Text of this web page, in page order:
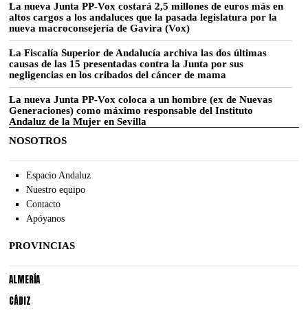
La nueva Junta PP-Vox costará 2,5 millones de euros más en
altos cargos a los andaluces que la pasada legislatura por la
nueva macroconsejería de Gavira (Vox)
La Fiscalía Superior de Andalucía archiva las dos últimas
causas de las 15 presentadas contra la Junta por sus
negligencias en los cribados del cáncer de mama
La nueva Junta PP-Vox coloca a un hombre (ex de Nuevas
Generaciones) como máximo responsable del Instituto
Andaluz de la Mujer en Sevilla
NOSOTROS
Espacio Andaluz
Nuestro equipo
Contacto
Apóyanos
PROVINCIAS
ALMERÍA
CÁDIZ